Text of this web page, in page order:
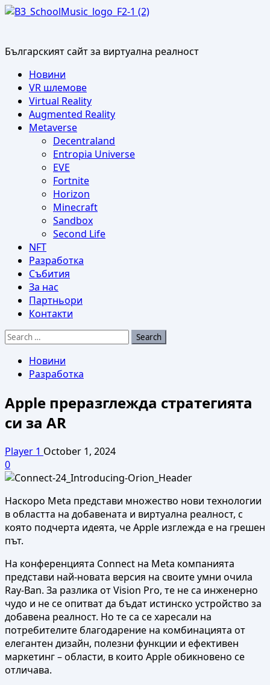
Skip
Българският сайт за виртуална реалност
Primary
Menu
Новини
VR шлемове
Virtual Reality
Augmented Reality
Metaverse
Decentraland
Entropia Universe
EVE
Fortnite
Horizon
Minecraft
Sandbox
Second Life
NFT
Разработка
Събития
За нас
Партньори
Контакти
Search
Новини
Разработка
Apple преразглежда стратегията
си за AR
Player 1 October 1, 2024
0
Наскоро Meta представи множество нови технологии
в областта на добавената и виртуална реалност, с
която подчерта идеята, че Apple изглежда е на грешен
път.
На конференцията Connect на Meta компанията
представи най-новата версия на своите умни очила
Ray-Ban. За разлика от Vision Pro, те не са инженерно
чудо и не се опитват да бъдат истинско устройство за
добавена реалност. Но те са се харесали на
потребителите благодарение на комбинацията от
елегантен дизайн, полезни функции и ефективен
маркетинг – области, в които Apple обикновено се
отличава.